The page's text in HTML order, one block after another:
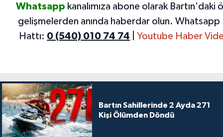
Whatsapp kanalımıza abone olarak Bartın'daki
gelişmelerden anında haberdar olun. Whatsapp
Hattı: 0 (540) 010 74 74 Youtube Haber
Bartın Sahillerinde 2 Ayda 271
Kişi Ölümden Döndü